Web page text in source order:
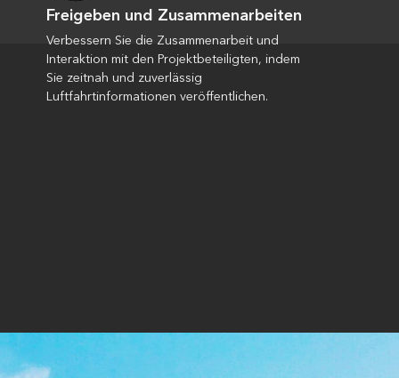
Freigeben und Zusammenarbeiten
Verbessern Sie die Zusammenarbeit und
Interaktion mit den Projektbeteiligten, indem
Sie zeitnah und zuverlässig
Luftfahrtinformationen veröffentlichen.